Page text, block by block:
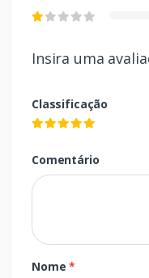
Insira uma
Classificação
Comentário
Nome*